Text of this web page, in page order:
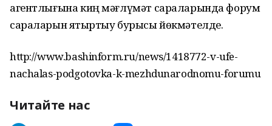
агентлығына киң мәғлүмәт сараларында форум
сараларын яҡтыртыу бурысы йөкмәтелде.
http://www.bashinform.ru/news/1418772-v-ufe-
nachalas-podgotovka-k-mezhdunarodnomu-forumu
Читайте нас